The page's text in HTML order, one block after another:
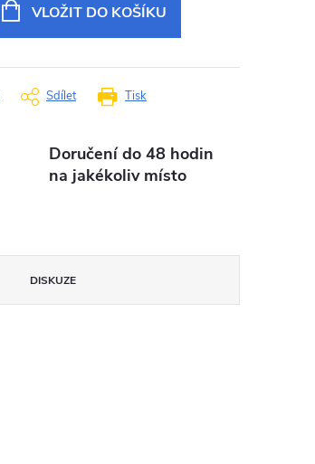
VLOŽIT DO KOŠÍKU
Tisk
Sdílet
Doručení do 48 hodin
na jakékoliv místo
DISKUZE